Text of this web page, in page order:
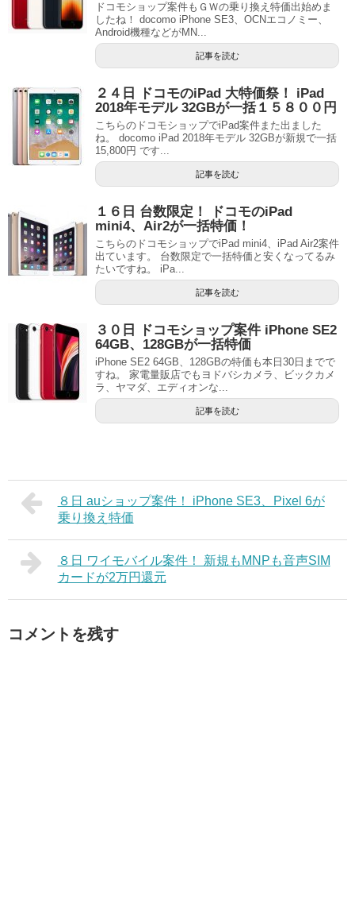
ドコモショップ案件もＧＷの乗り換え特価出始めま
したね！ docomo iPhone SE3、OCNエコノミー、
Android機種などがMN...
記事を読む
２４日 ドコモのiPad 大特価祭！ iPad
2018年モデル 32GBが一括１５８００円
こちらのドコモショップでiPad案件また出ました
ね。 docomo iPad 2018年モデル 32GBが新規で一括
15,800円 です...
記事を読む
１６日 台数限定！ ドコモのiPad
mini4、Air2が一括特価！
こちらのドコモショップでiPad mini4、iPad Air2案件
出ています。 台数限定で一括特価と安くなってるみ
たいですね。 iPa...
記事を読む
３０日 ドコモショップ案件 iPhone SE2
64GB、128GBが一括特価
iPhone SE2 64GB、128GBの特価も本日30日までで
すね。 家電量販店でもヨドバシカメラ、ビックカメ
ラ、ヤマダ、エディオンな...
記事を読む
８日 auショップ案件！ iPhone SE3、Pixel 6が
乗り換え特価
８日 ワイモバイル案件！ 新規もMNPも音声SIM
カードが2万円還元
コメントを残す